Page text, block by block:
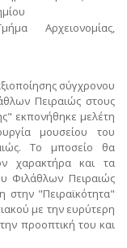
Αρχειονομίας,
σύγχρονου
Πειραιώς στους
εκπονήθηκε μελέτη
μουσείου του
Το μποσείο θα
χαρακτήρα και τα
Φιλάθλων Πειραιώς
"Πειραϊκότητα"
με την ευρύτερη
προοπτική του και